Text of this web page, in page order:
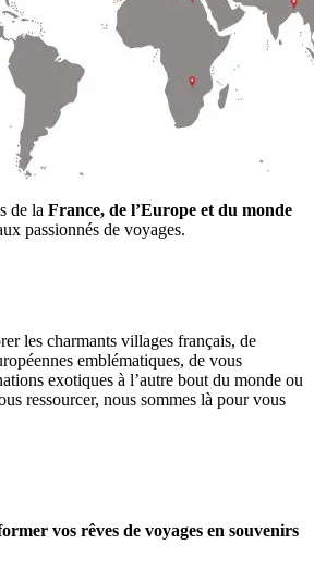
de la France, de l’Europe et du monde
passionnés de voyages.
les charmants villages français, de
emblématiques, de vous
exotiques à l’autre bout du monde ou
ressourcer, nous sommes là pour vous
vos rêves de voyages en souvenirs